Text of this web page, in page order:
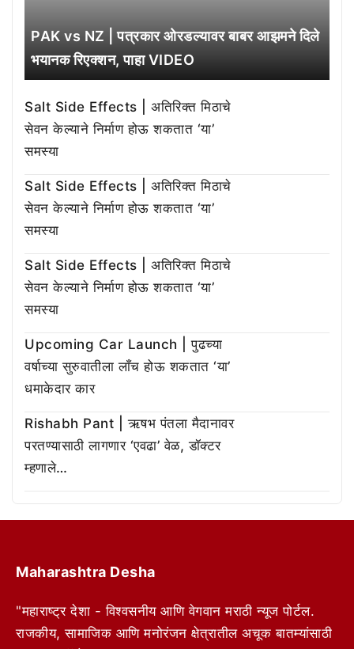
PAK vs NZ | पत्रकार ओरडल्यावर बाबर आझमने दिले
भयानक रिएक्शन, पाहा VIDEO
Salt Side Effects | अतिरिक्त मिठाचे
सेवन केल्याने निर्माण होऊ शकतात ‘या’
समस्या
Salt Side Effects | अतिरिक्त मिठाचे
सेवन केल्याने निर्माण होऊ शकतात ‘या’
समस्या
Salt Side Effects | अतिरिक्त मिठाचे
सेवन केल्याने निर्माण होऊ शकतात ‘या’
समस्या
Upcoming Car Launch | पुढच्या
वर्षाच्या सुरुवातीला लाँच होऊ शकतात ‘या’
धमाकेदार कार
Rishabh Pant | ऋषभ पंतला मैदानावर
परतण्यासाठी लागणार ‘एवढा’ वेळ, डॉक्टर
म्हणाले…
Maharashtra Desha
"महाराष्ट्र देशा - विश्वसनीय आणि वेगवान मराठी न्यूज पोर्टल.
राजकीय, सामाजिक आणि मनोरंजन क्षेत्रातील अचूक बातम्यांसाठी